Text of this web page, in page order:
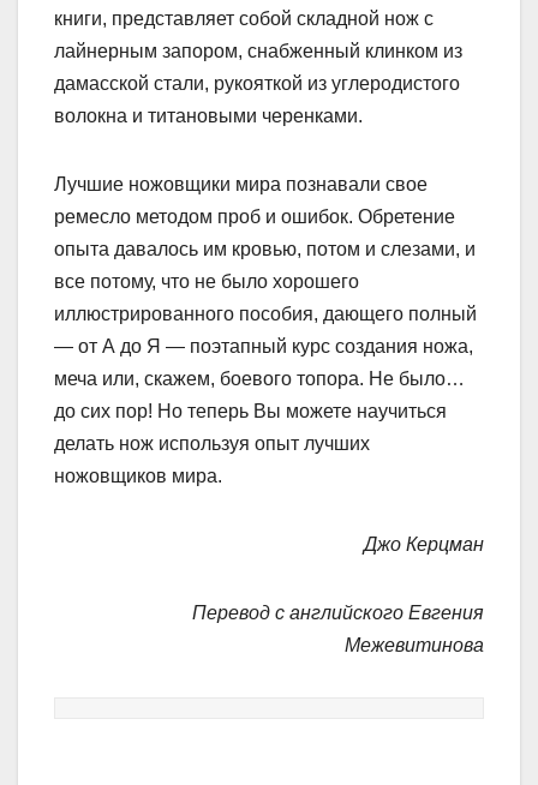
книги, представляет собой складной нож с
лайнерным запором, снабженный клинком из
дамасской стали, рукояткой из углеродистого
волокна и титановыми черенками.
Лучшие ножовщики мира познавали свое
ремесло методом проб и ошибок. Обретение
опыта давалось им кровью, потом и слезами, и
все потому, что не было хорошего
иллюстрированного пособия, дающего полный
— от А до Я — поэтапный курс создания ножа,
меча или, скажем, боевого топора. Не было…
до сих пор! Но теперь Вы можете научиться
делать нож используя опыт лучших
ножовщиков мира.
Джо Керцман
Перевод с английского Евгения
Межевитинова